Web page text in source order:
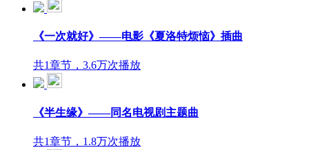
《一次就好》——电影《夏洛特烦恼》插曲
共1章节，3.6万次播放
《半生缘》——同名电视剧主题曲
共1章节，1.8万次播放